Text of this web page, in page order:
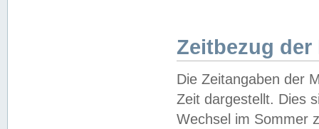
Zeitbezug der
Die Zeitangaben der
Zeit dargestellt. Dies
Wechsel im Sommer